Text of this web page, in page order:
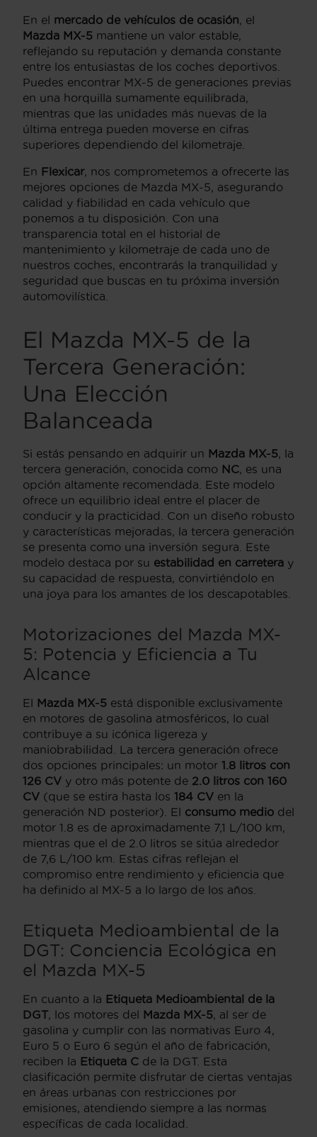
En el mercado de vehículos de ocasión, el
Mazda MX-5 mantiene un valor estable,
reflejando su reputación y demanda constante
entre los entusiastas de los coches deportivos.
Puedes encontrar MX-5 de generaciones previas
en una horquilla sumamente equilibrada,
mientras que las unidades más nuevas de la
última entrega pueden moverse en cifras
superiores dependiendo del kilometraje.
En Flexicar, nos comprometemos a ofrecerte las
mejores opciones de Mazda MX-5, asegurando
calidad y fiabilidad en cada vehículo que
ponemos a tu disposición. Con una
transparencia total en el historial de
mantenimiento y kilometraje de cada uno de
nuestros coches, encontrarás la tranquilidad y
seguridad que buscas en tu próxima inversión
automovilística.
El Mazda MX-5 de la
Tercera Generación:
Una Elección
Balanceada
Si estás pensando en adquirir un Mazda MX-5, la
tercera generación, conocida como NC, es una
opción altamente recomendada. Este modelo
ofrece un equilibrio ideal entre el placer de
conducir y la practicidad. Con un diseño robusto
y características mejoradas, la tercera generación
se presenta como una inversión segura. Este
modelo destaca por su estabilidad en carretera y
su capacidad de respuesta, convirtiéndolo en
una joya para los amantes de los descapotables.
Motorizaciones del Mazda MX-
5: Potencia y Eficiencia a Tu
Alcance
El Mazda MX-5 está disponible exclusivamente
en motores de gasolina atmosféricos, lo cual
contribuye a su icónica ligereza y
maniobrabilidad. La tercera generación ofrece
dos opciones principales: un motor 1.8 litros con
126 CV y otro más potente de 2.0 litros con 160
CV (que se estira hasta los 184 CV en la
generación ND posterior). El consumo medio del
motor 1.8 es de aproximadamente 7,1 L/100 km,
mientras que el de 2.0 litros se sitúa alrededor
de 7,6 L/100 km. Estas cifras reflejan el
compromiso entre rendimiento y eficiencia que
ha definido al MX-5 a lo largo de los años.
Etiqueta Medioambiental de la
DGT: Conciencia Ecológica en
el Mazda MX-5
En cuanto a la Etiqueta Medioambiental de la
DGT, los motores del Mazda MX-5, al ser de
gasolina y cumplir con las normativas Euro 4,
Euro 5 o Euro 6 según el año de fabricación,
reciben la Etiqueta C de la DGT. Esta
clasificación permite disfrutar de ciertas ventajas
en áreas urbanas con restricciones por
emisiones, atendiendo siempre a las normas
específicas de cada localidad.